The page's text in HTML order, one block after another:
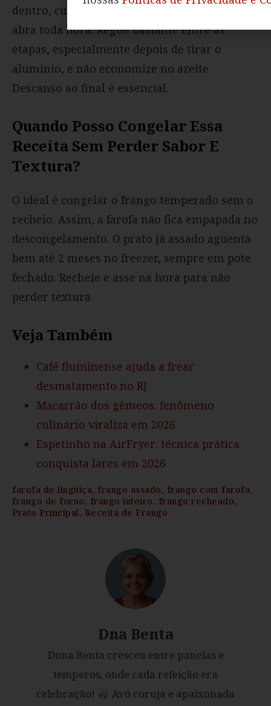
dentro, cuide bem do tempo no forno e nunca
abra toda hora. Regue bastante entre as
etapas, especialmente depois de tirar o
alumínio, e não economize no azeite.
Descanso ao final é essencial.
Quando Posso Congelar Essa
Receita Sem Perder Sabor E
Textura?
O ideal é congelar o frango temperado sem o
recheio. Assim, a farofa não fica empapada no
descongelamento. O prato já assado aguenta
bem até 2 meses no freezer, sempre em pote
fechado. Recheie e asse na hora para não
perder textura.
Veja Também
Café fluminense ajuda a frear
desmatamento no RJ
Macarrão dos gêmeos: fenômeno
culinário viraliza em 2026
Espetinho na AirFryer: técnica prática
conquista lares em 2026
farofa de linguiça, frango assado, frango com farofa,
frango de forno, frango inteiro, frango recheado,
Prato Principal, Receita de Frango
Dna Benta
Dona Benta cresceu entre panelas e
temperos, onde cada refeição era
celebração!
Avó coruja e apaixonada